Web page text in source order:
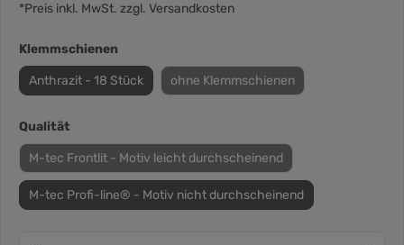
*Preis inkl. MwSt. zzgl. Versandkosten
Klemmschienen
Anthrazit - 18 Stück ohne Klemmschienen
Qualität
M-tec Frontlit - Motiv leicht durchscheinend
M-tec Profi-line® - Motiv nicht durchscheinend